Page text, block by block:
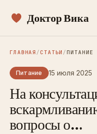
Доктор Вика
ГЛАВНАЯ /СТАТЬИ /ПИТАНИЕ
Питание 15 июля 2025
На
вопросы о…